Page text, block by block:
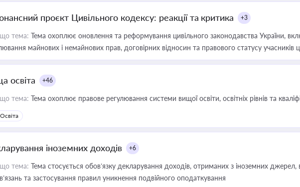
проєкт Цивільного кодексу: реакції та критика +3
тема: Тема охоплює оновлення та реформування цивільного законодавства України,
майнових і немайнових прав, договірних відносин та правового статусу учасників
освіта +46
тема: Тема охоплює правове регулювання системи вищої освіти, освітніх рівнів та
Освіта
іноземних доходів +6
тема: Тема стосується обов’язку декларування доходів, отриманих з іноземних
та застосування правил уникнення подвійного оподаткування